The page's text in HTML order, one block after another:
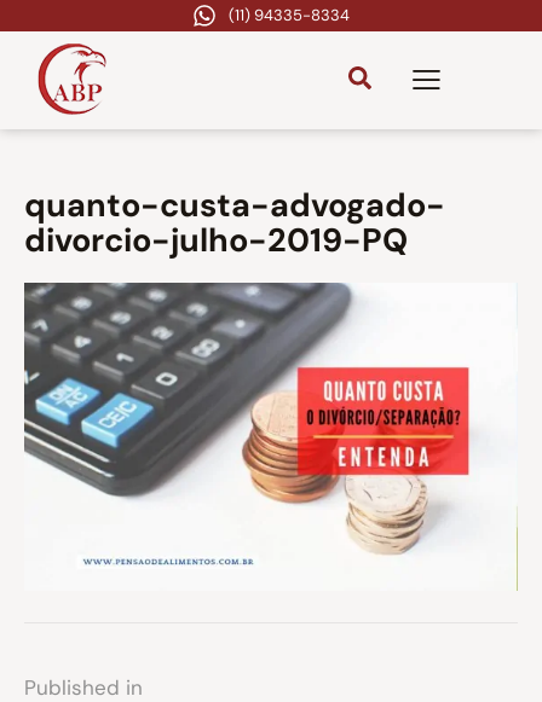
(11) 94335-8334
quanto-custa-advogado-
divorcio-julho-2019-PQ
Published in